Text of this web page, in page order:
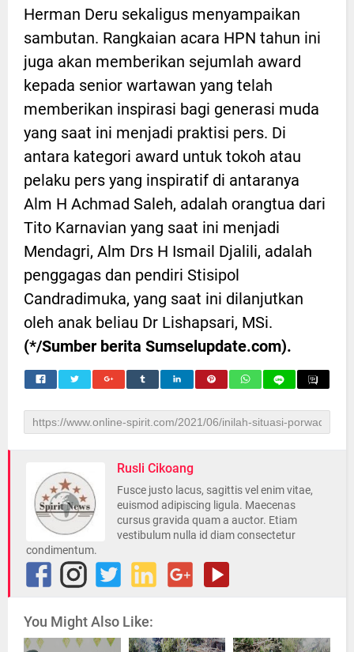
Herman Deru sekaligus menyampaikan
sambutan. Rangkaian acara HPN tahun ini
juga akan memberikan sejumlah award
kepada senior wartawan yang telah
memberikan inspirasi bagi generasi muda
yang saat ini menjadi praktisi pers. Di
antara kategori award untuk tokoh atau
pelaku pers yang inspiratif di antaranya
Alm H Achmad Saleh, adalah orangtua dari
Tito Karnavian yang saat ini menjadi
Mendagri, Alm Drs H Ismail Djalili, adalah
penggagas dan pendiri Stisipol
Candradimuka, yang saat ini dilanjutkan
oleh anak beliau Dr Lishapsari, MSi.
(*/Sumber berita Sumselupdate.com).
Rusli Cikoang
Fusce justo lacus, sagittis vel enim vitae,
euismod adipiscing ligula. Maecenas
cursus gravida quam a auctor. Etiam
vestibulum nulla id diam consectetur
condimentum.
You Might Also Like: